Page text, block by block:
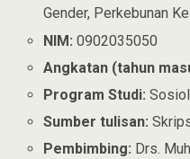
Gender, Perkebunan
NIM: 0902035050
Angkatan (tahun
Program Studi:
Sumber tulisan:
Pembimbing: Drs.